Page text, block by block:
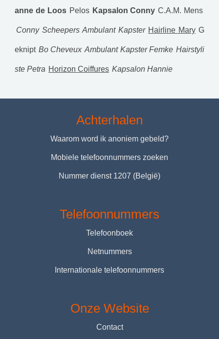
anne de Loos Pelos Kapsalon Conny C.A.M. Mens
Conny Scheepers Ambulant Kapster Hairline Mary G
eknipt Bo Cheveux Ambulant Kapster Femke Hairstyli
ste Petra Horizon Coiffures Kapsalon Hannie
Achterhalen
Waarom word ik anoniem gebeld?
Mobiele telefoonnummers zoeken
Nummer dienst 1207 (België)
Telefoonnummers
Telefoonboek
Netnummers
Internationale telefoonnummers
Onze Website
Contact